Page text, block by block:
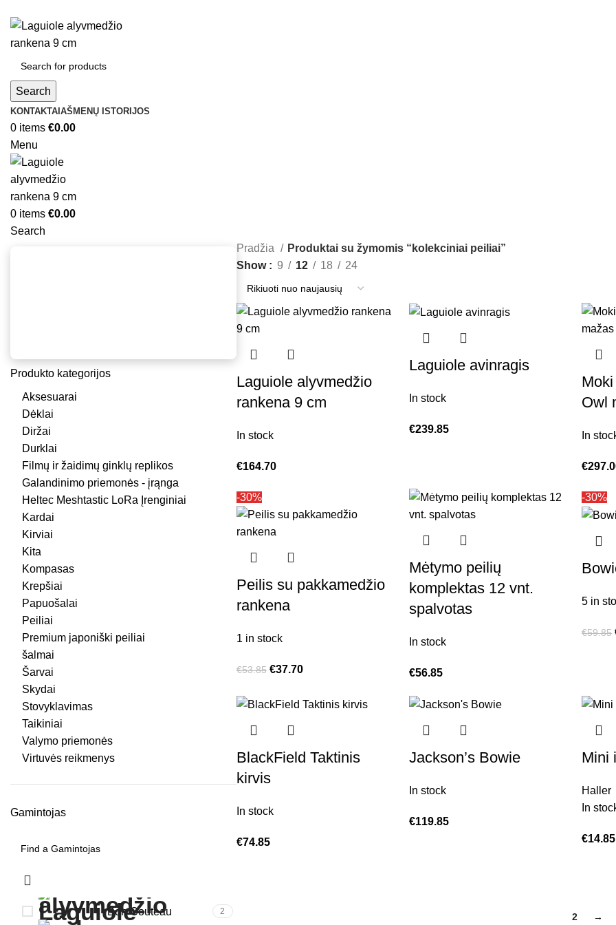
Search
KONTAKTAI AŠMENŲ ISTORIJOS
0 items €0.00
Menu
0 items €0.00
Search
Produkto kategorijos
Aksesuarai
Dėklai
Diržai
Durklai
Filmų ir žaidimų ginklų replikos
Galandinimo priemonės - įrąnga
Heltec Meshtastic LoRa Įrenginiai
Kardai
Kirviai
Kita
Kompasas
Krepšiai
Papuošalai
Peiliai
Premium japoniški peiliai
šalmai
Šarvai
Skydai
Stovyklavimas
Taikiniai
Valymo priemonės
Virtuvės reikmenys
Gamintojas
Bon Couteau 2
Pradžia
Produktai su žymomis “kolekciniai peiliai”
Show
9 12 18 24
Laguiole alyvmedžio
rankena 9 cm
In stock
€164.70
Laguiole avinragis
In stock
€239.85
Owl
In
€
-30%
Peilis su pakkamedžio
rankena
1 in stock
€53.85 €37.70
Mėtymo peilių
komplektas 12 vnt.
spalvotas
In stock
€56.85
-30%
5 in
€59.85
BlackField Taktinis
kirvis
In stock
€74.85
Jackson’s Bowie
In stock
€119.85
Mini
Haller
In
€14.85
2 →